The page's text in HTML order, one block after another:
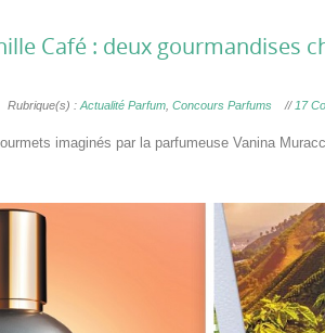
Café : deux gourmandises
Rubrique(s) : Actualité Parfum Concours Parfums // 17
imaginés par la parfumeuse Vanina